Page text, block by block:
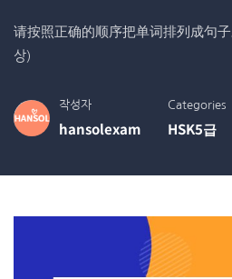
请按照正确的顺序把单词排列成句子
상)
작성자
hansolexam
Categories
HSK5급